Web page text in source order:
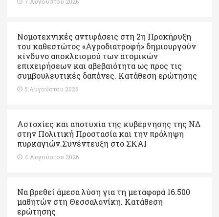
Νομοτεχνικές αντιφάσεις στη 2η Προκήρυξη
του καθεστώτος «Αγροδιατροφή» δημιουργούν
κίνδυνο αποκλεισμού των ατομικών
επιχειρήσεων και αβεβαιότητα ως προς τις
συμβουλευτικές δαπάνες. Κατάθεση ερώτησης
5 Αυγούστου 2026
Αστοχίες και αποτυχία της κυβέρνησης της ΝΔ
στην Πολιτική Προστασία και την πρόληψη
πυρκαγιών.Συνέντευξη στο ΣΚΑΙ
4 Αυγούστου 2026
Να βρεθεί άμεσα λύση για τη μεταφορά 16.500
μαθητών στη Θεσσαλονίκη. Κατάθεση
ερώτησης